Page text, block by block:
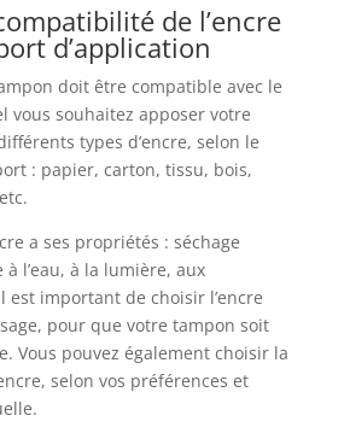
de l’encre
d’application
doit être compatible avec le
vous souhaitez apposer votre
types d’encre, selon le
: papier, carton, tissu, bois,
a ses propriétés : séchage
l’eau, à la lumière, aux
est important de choisir l’encre
pour que votre tampon soit
Vous pouvez également choisir la
selon vos préférences et